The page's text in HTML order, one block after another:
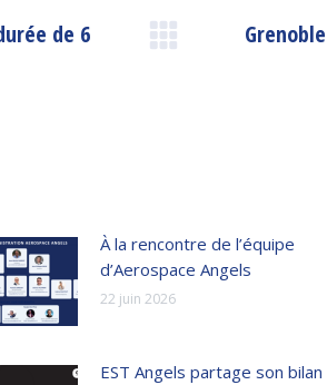
de 6
Article
À la rencontre de l’équipe
d’Aerospace Angels
22 juin 2026
EST Angels partage son bilan